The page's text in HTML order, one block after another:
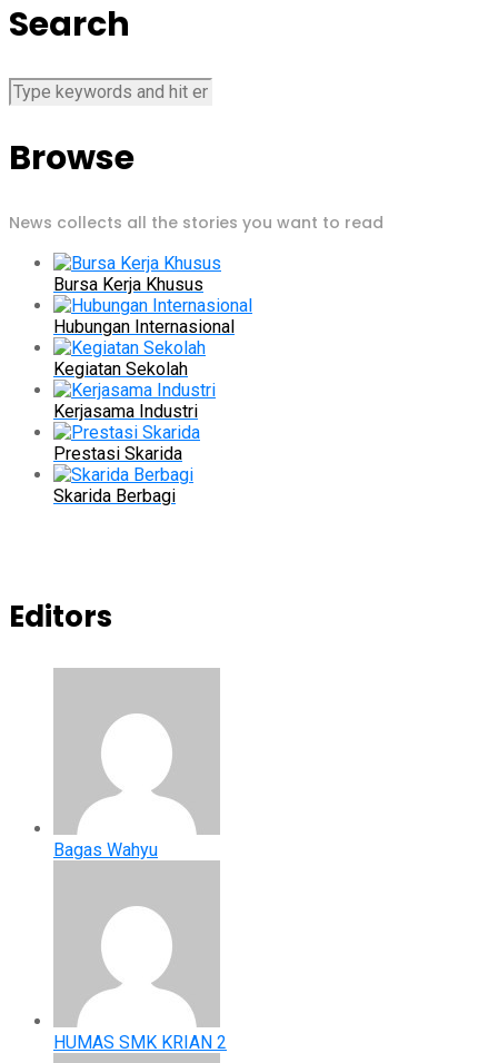
Search
Browse
News collects all the stories you want to read
Bursa Kerja Khusus
Hubungan Internasional
Kegiatan Sekolah
Kerjasama Industri
Prestasi Skarida
Skarida Berbagi
Editors
Bagas Wahyu
HUMAS SMK KRIAN 2